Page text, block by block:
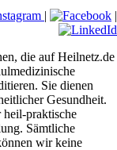
| |
die auf Heilnetz.de
Sie dienen
Gesundheit.
heil-praktische
Sämtliche
wir keine